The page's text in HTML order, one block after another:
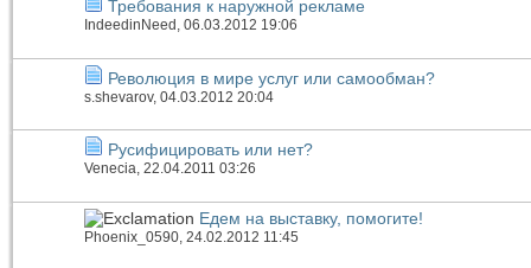
Требования к наружной рекламе
IndeedinNeed , 06.03.2012 19:06
Революция в мире услуг или самообман?
s.shevarov, 04.03.2012 20:04
Русифицировать или нет?
Venecia, 22.04.2011 03:26
Едем на выставку, помогите!
Phoenix_0590 , 24.02.2012 11:45